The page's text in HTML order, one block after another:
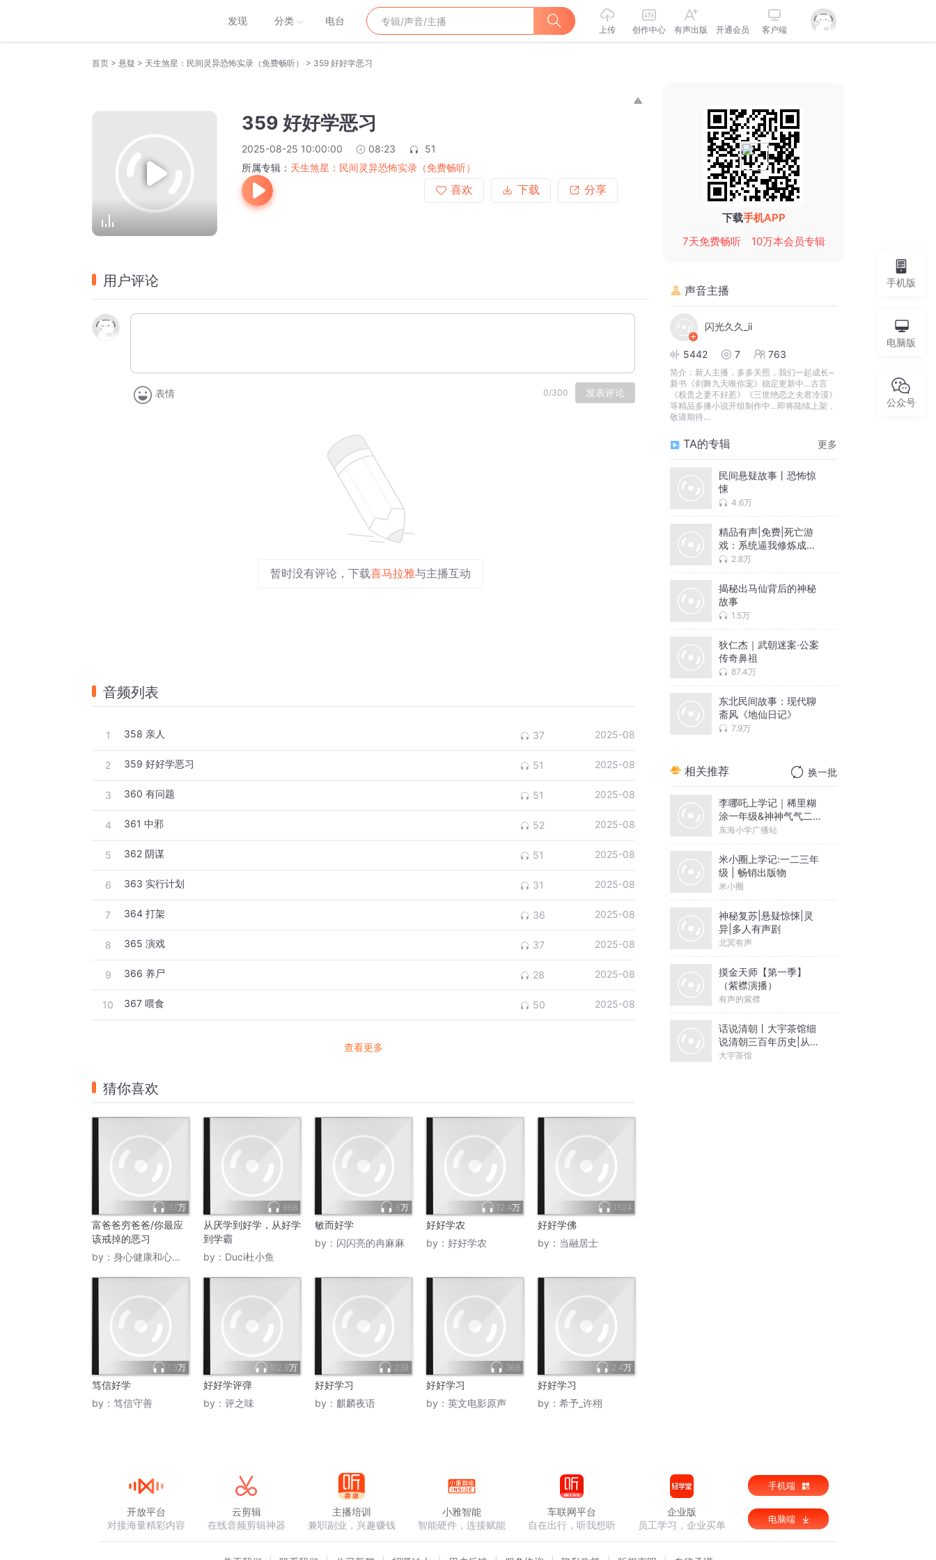
发现 分类 电台
上传 创作中心 有声出版 开通会员 客户端
首页 > 悬疑 > 天生煞星：民间灵异恐怖实录（免费畅听） > 359 好好学恶习
359 好好学恶习
2025-08-25 10:00:00 08:23
51
所属专辑： 天生煞星：民间灵异恐怖实录（免费畅听）
喜欢
下载 分享
用户评论
表情 0/300 发表评论
暂时没有评论，下载喜马拉雅与主播互动
音频列表
1 358 亲人 37 2025-08
2 359 好好学恶习 51 2025-08
3 360 有问题 51 2025-08
4 361 中邪 52 2025-08
5 362 阴谋 51 2025-08
6 363 实行计划 31 2025-08
7 364 打架 36 2025-08
8 365 演戏 37 2025-08
9 366 养尸 28 2025-08
10 367 喂食 50 2025-08
查看更多
猜你喜欢
3.1万
富爸爸穷爸爸/你最应
该戒掉的恶习
by： 身心健康和心灵健康
988
从厌学到好学，从好学
到学霸
by： Duci杜小鱼
6万
敏而好学
by： 闪闪亮的冉麻麻
12.4万
好好学农
by： 好好学农
1524
好好学佛
by： 当融居士
1.3万
笃信好学
by： 笃信守善
112.9万
好好学评弹
by： 评之味
239
好好学习
by： 麒麟夜语
368
好好学习
by： 英文电影原声
2.4万
好好学习
by： 希予_许栩
下载手机APP
7天免费畅听
10万本会员专辑
声音主播
闪光久久_ii
5442 7 763
简介： 新人主播，多多关照，我们一起成长~
新书《剑舞九天唯你宠》稳定更新中…古言
《权贵之妻不好惹》《三世绝恋之夫君冷漠》
等精品多播小说开组制作中…即将陆续上架，
敬请期待…
TA的专辑 更多
民间悬疑故事丨恐怖惊
悚
4.6万
精品有声|免费|死亡游
戏：系统逼我修炼成鬼
仙 2.8万
揭秘出马仙背后的神秘
故事
1.5万
狄仁杰｜武朝迷案·公案
传奇鼻祖
87.4万
东北民间故事：现代聊
斋风《地仙日记》
7.9万
相关推荐 换一批
李哪吒上学记｜稀里糊
涂一年级&神神气气二年
级
东海小学广播站
米小圈上学记:一二三年
级 | 畅销出版物
米小圈
神秘复苏|悬疑惊悚|灵
异|多人有声剧
北冥有声
摸金天师【第一季】
（紫襟演播）
有声的紫襟
话说清朝丨大宇茶馆细
说清朝三百年历史|从努
尔哈赤到末代皇帝溥仪|
大宇茶馆
手机版
电脑版
公众号
开放平台
对接海量精彩内容
云剪辑
在线音频剪辑神器
主播培训
兼职副业，兴趣赚钱
小雅智能
智能硬件，连接赋能
车联网平台
自在出行，听我想听
企业版
员工学习，企业买单
手机端
电脑端